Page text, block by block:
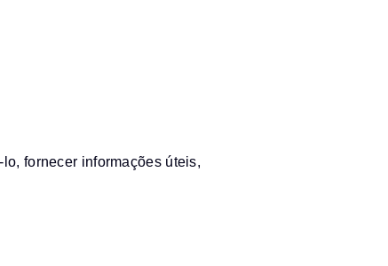
fornecer informações úteis,